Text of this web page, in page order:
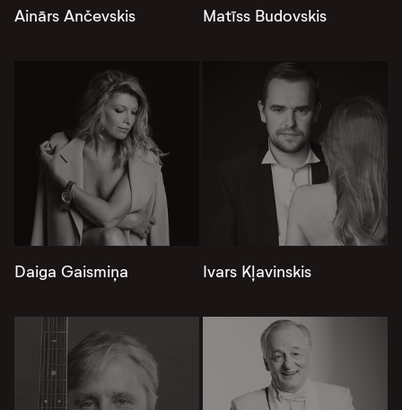
Ainārs Ančevskis Matīss Budovskis
Daiga Gaismiņa Ivars Kļavinskis